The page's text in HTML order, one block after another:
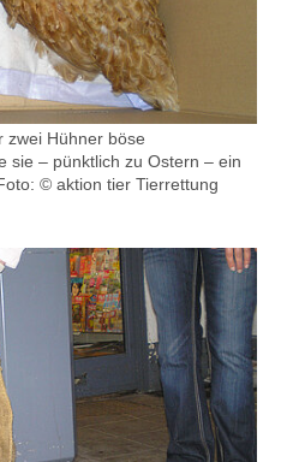
zwei Hühner böse
sie – pünktlich zu Ostern – ein
© aktion tier Tierrettung